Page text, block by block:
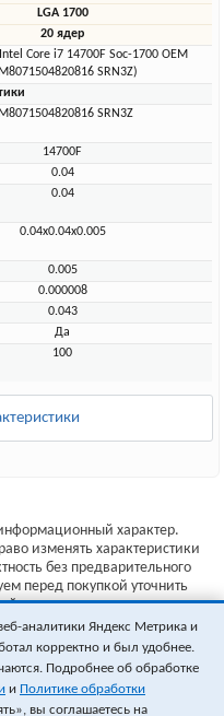
LGA 1700
20 ядер
Core i7 14700F Soc-1700 OEM
SRN3Z)
SRN3Z
14700F
0.04
0.04
0.04x0.04x0.005
0.005
0.000008
0.043
Да
100
характер.
изменять характеристики
без предварительного
перед покупкой уточнить
производителя.
офертой (ст.435 ГК РФ).
у менеджера.
аналитики Яндекс Метрика и
корректно и был удобнее.
Подробнее об обработке
и Политике обработки
вы соглашаетесь на